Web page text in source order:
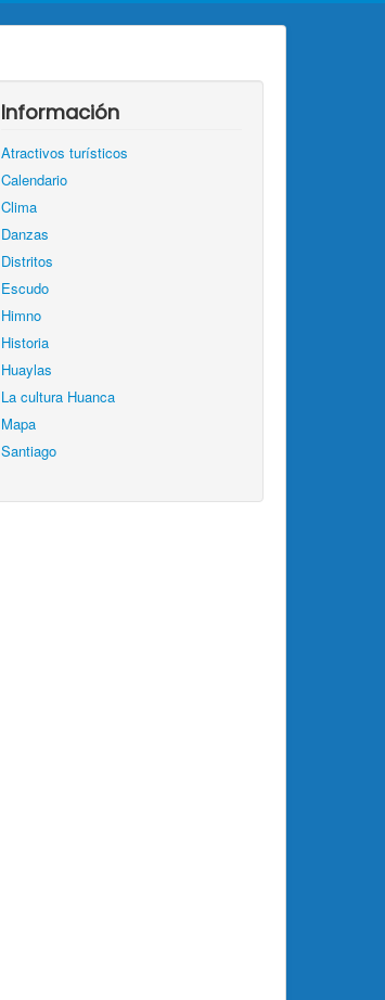
Información
Atractivos turísticos
Calendario
Clima
Danzas
Distritos
Escudo
Himno
Historia
Huaylas
La cultura Huanca
Mapa
Santiago